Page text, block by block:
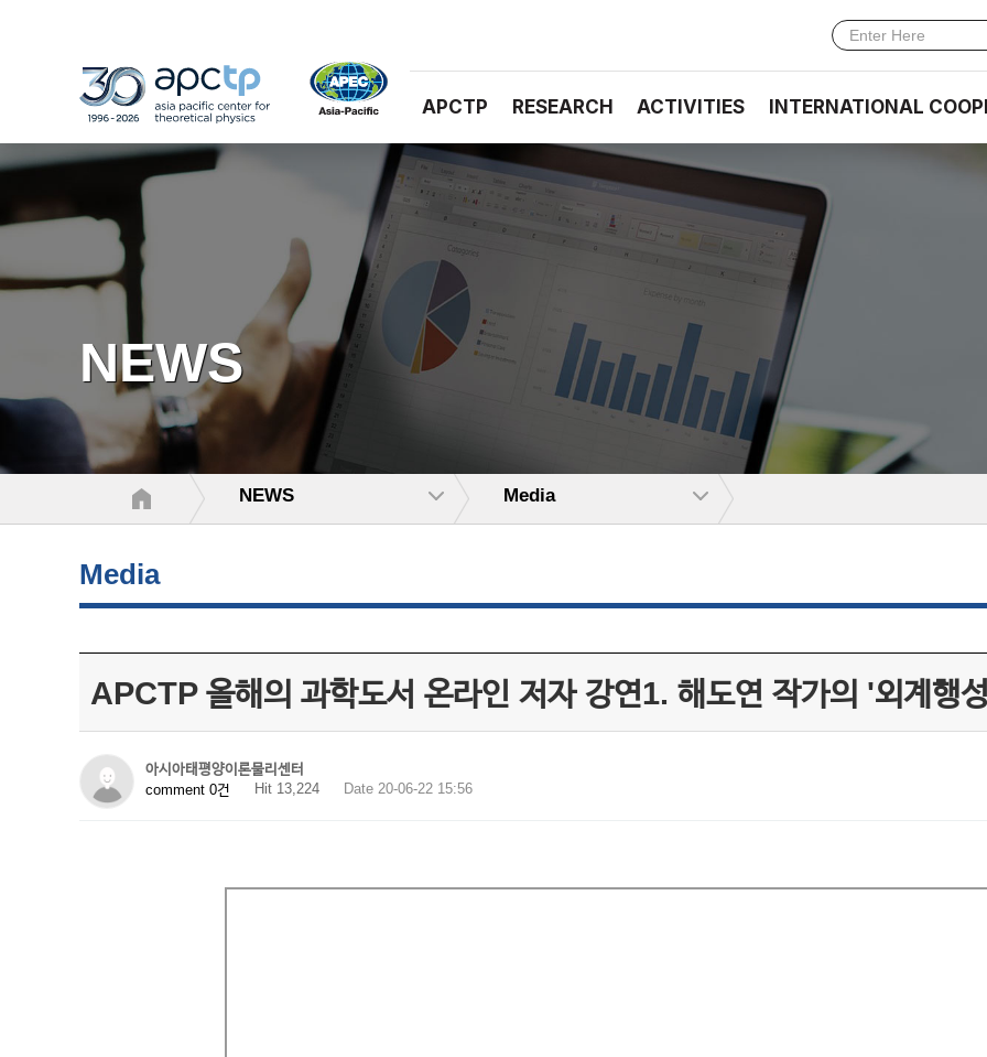
APCTP RESEARCH ACTIVITIES INTERNATIONAL
NEWS
NEWS Media
Media
APCTP 올해의 과학도서 온라인 저자 강연1. 해도연 작가의 '외계
아시아태평양이론물리센터
comment 0건
Hit 13,224 Date 20-06-22 15:56